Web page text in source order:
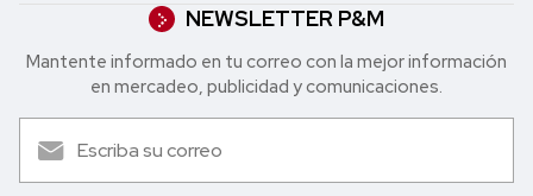
NEWSLETTER P&M
Mantente informado en tu correo con la mejor in formación
en mercadeo, publicidad y comunicaciones.